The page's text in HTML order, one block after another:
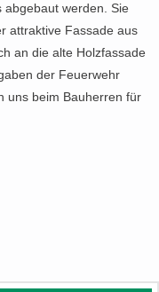
abgebaut werden. Sie
attraktive Fassade aus
an die alte Holzfassade
der Feuerwehr
uns beim Bauherren für